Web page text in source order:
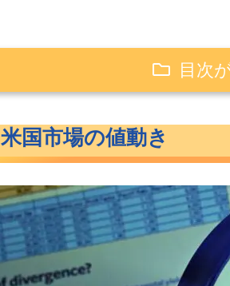
目次
そろって下落した米主要3指数
長期金利（米10年債利回り）
S&P500ヒートマップ
セクター別パフォーマンス
S&P500チャート分析
国市場の値動き